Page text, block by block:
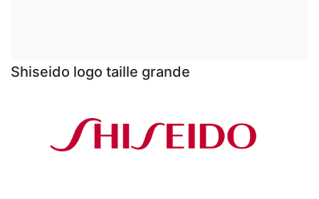
Shiseido logo taille grande